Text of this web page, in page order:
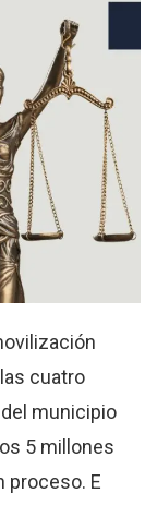
cuatro
municipio
5 millones
proceso. E